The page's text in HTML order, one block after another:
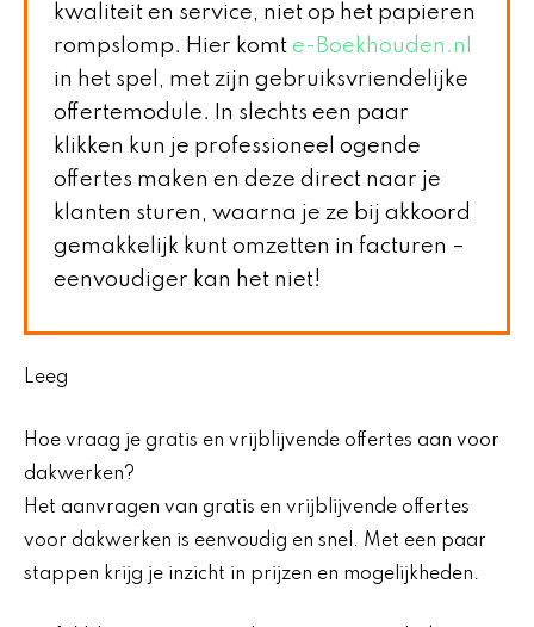
kwaliteit en service, niet op het papieren
rompslomp. Hier komt e-Boekhouden.nl
in het spel, met zijn gebruiksvriendelijke
offertemodule. In slechts een paar
klikken kun je professioneel ogende
offertes maken en deze direct naar je
klanten sturen, waarna je ze bij akkoord
gemakkelijk kunt omzetten in facturen –
eenvoudiger kan het niet!
Leeg
Hoe vraag je gratis en vrijblijvende offertes aan voor
dakwerken?
Het aanvragen van gratis en vrijblijvende offertes
voor dakwerken is eenvoudig en snel. Met een paar
stappen krijg je inzicht in prijzen en mogelijkheden.